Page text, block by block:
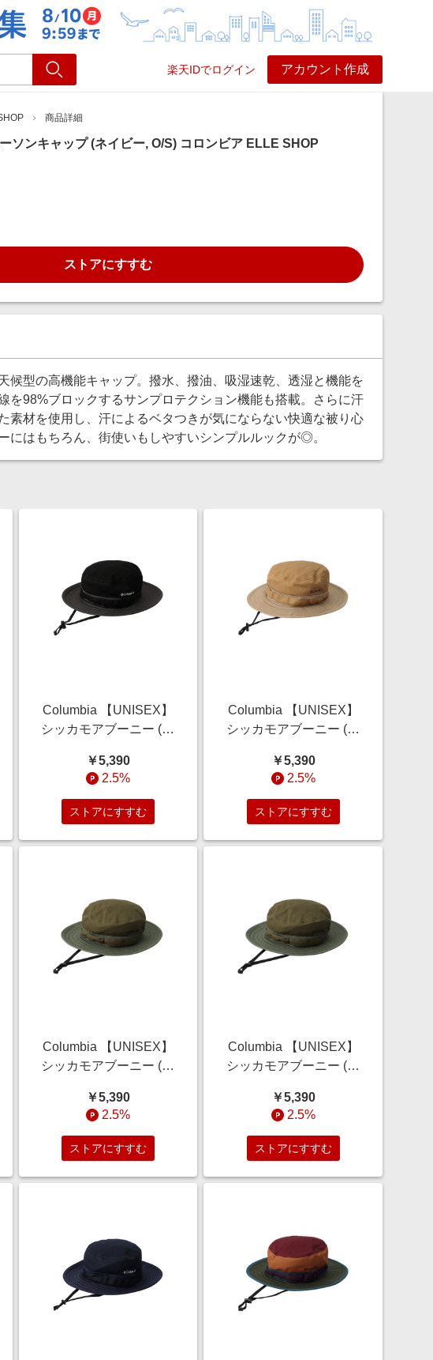
楽天IDでログイン アカウント作成
商品詳細
ソンキャップ (ネイビー, O/S) コロンビア ELLE SHOP
ストアにすすむ
候型の高機能キャップ。撥水、撥油、吸湿速乾、透湿と機能を
を98%ブロックするサンプロテクション機能も搭載。さらに汗
素材を使用し、汗によるベタつきが気にならない快適な被り心
にはもちろん、街使いもしやすいシンプルルックが◎。
Columbia 【UNISEX】
シッカモアブーニー (ブ
ELLE SHOP
￥5,390
2.5%
ストアにすすむ
Columbia 【UNISEX】
シッカモアブーニー (ブ
ンビア ELLE SHOP
￥5,390
2.5%
ストアにすすむ
Columbia 【UNISEX】
シッカモアブーニー (グ
ELLE SHOP
￥5,390
2.5%
ストアにすすむ
Columbia 【UNISEX】
シッカモアブーニー (グ
ELLE SHOP
￥5,390
2.5%
ストアにすすむ